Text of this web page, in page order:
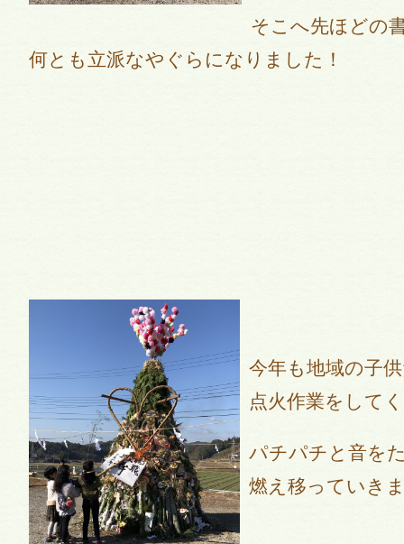
そこへ先ほどの
何とも立派なやぐらになりました！
今年も地域の子
点火作業をして
パチパチと音を
燃え移っていき